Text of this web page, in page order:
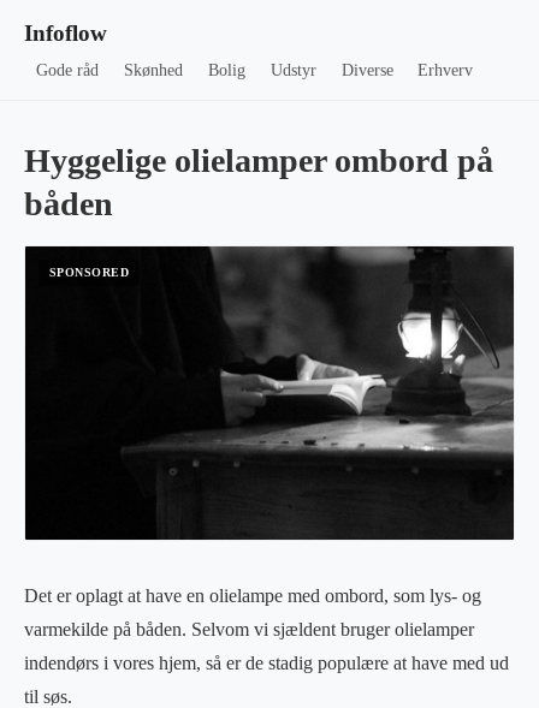
Infoflow
Gode råd Skønhed Bolig Udstyr Diverse Erhverv
Hyggelige olielamper ombord på
båden
Det er oplagt at have en olielampe med ombord, som lys- og
varmekilde på båden. Selvom vi sjældent bruger olielamper
indendørs i vores hjem, så er de stadig populære at have med ud
til søs.